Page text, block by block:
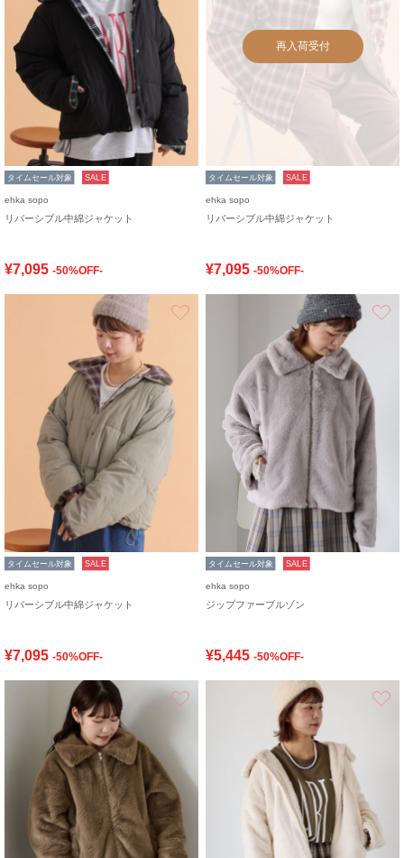
タイムセール対象 SALE
ehka sopo
リバーシブル中綿ジャケット
¥7,095 -50%OFF-
再入荷受付
タイムセール対象 SALE
ehka sopo
リバーシブル中綿ジャケット
¥7,095 -50%OFF-
タイムセール対象 SALE
ehka sopo
リバーシブル中綿ジャケット
¥7,095 -50%OFF-
タイムセール対象 SALE
ehka sopo
ジップファーブルゾン
¥5,445 -50%OFF-